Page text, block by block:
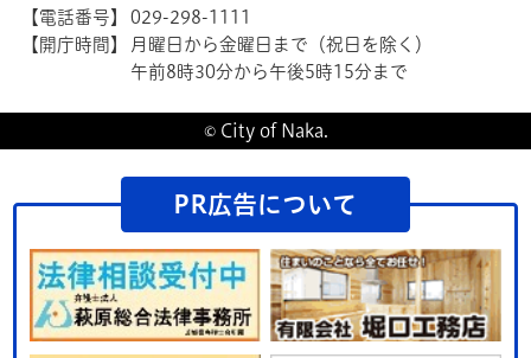
【電話番号】
029-298-1111
【開庁時間】
月曜日から金曜日まで（祝日を除く）
午前8時30分から午後5時15分まで
© City of Naka.
PR広告について